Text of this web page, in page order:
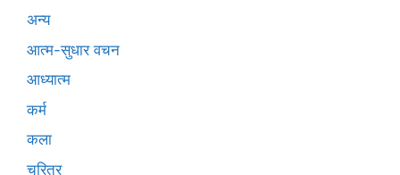
अन्य
आत्म-सुधार वचन
आध्यात्म
कर्म
कला
चरित्र